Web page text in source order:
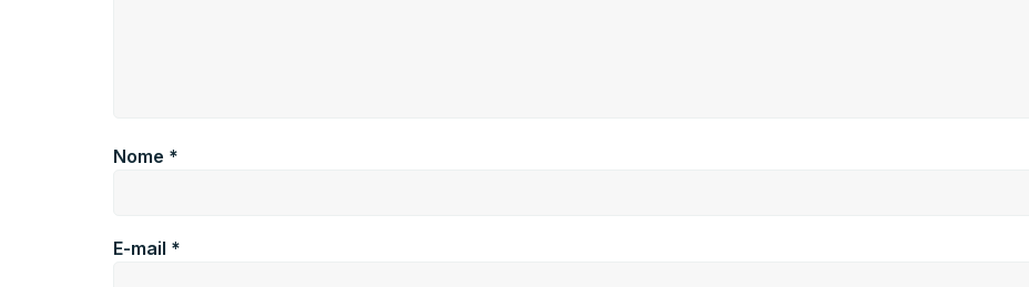
Nome *
E-mail *